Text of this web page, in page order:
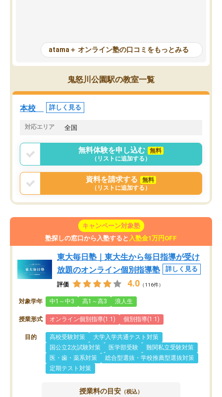
が、自分で自分の管理ができない人に
とっては難しい部分もあるのではない
かと思った。
元数が可視化されるので
しながら意欲的に取り組
常に効果を実感している
になった現在も大学受験
して利用しており、自信
すめできる塾です。
atama＋ オンライン塾の口コミをもっとみる
鬼怒川公園駅の教室一覧
本校 詳しく見る
対応エリア 全国
無料体験を申し込む
無料
（リストに追加する）
資料を請求する
無料
（リストに追加する）
キャンペーン対象塾
塾探しの窓口から入塾すると 入塾金1万円OFF
東大毎日塾｜東大生から毎日指導が受け
放題のオンライン個別指導塾
詳しく見る
評価 4.0 （116件）
対象学年 中1～中3 高1～高3 浪人生
授業形式 オンライン個別指導(1:1) 個別指導(1:1)
目的 高校受験対策
大学入学共通テスト対策
国公立2次試験対策
医学部受験
難関私立受験対策
医・歯・薬系対策
総合型選抜・学校推薦型選抜対策
定期テスト対策
授業料の目安 （税込）